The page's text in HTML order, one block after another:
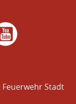
Feuerwehr Stadt